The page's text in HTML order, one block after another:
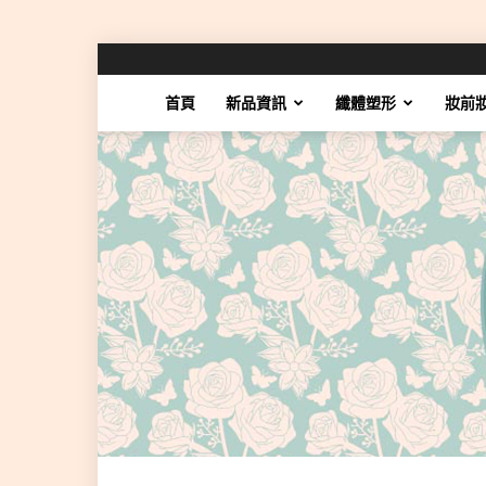
首頁 新品資訊 纖體塑形 妝前